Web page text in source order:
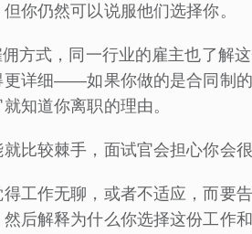
你仍然可以说服他们选择你。
方式，同一行业的雇主也了解
详细——如果你做的是合同制
知道你离职的理由。
比较棘手，面试官会担心你会很
工作无聊，或者不适应，而要
后解释为什么你选择这份工作